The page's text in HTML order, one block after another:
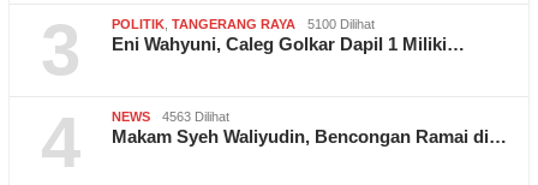
3 POLITIK TANGERANG RAYA 5100 Dilihat
Eni Wahyuni, Caleg Golkar Dapil 1 Miliki…
4 NEWS 4563 Dilihat
Makam Syeh Waliyudin, Bencongan Ramai di…